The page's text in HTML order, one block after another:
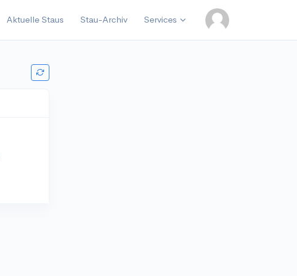
Aktuelle Staus Stau-Archiv Services